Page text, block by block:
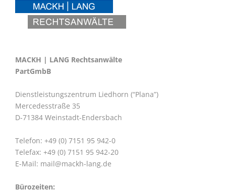
MACKH | LANG Rechtsanwälte
PartGmbB
Dienstleistungszentrum Liedhorn (“Plana”)
Mercedesstraße 35
D-71384 Weinstadt-Endersbach
Telefon: +49 (0) 7151 95 942-0
Telefax: +49 (0) 7151 95 942-20
E-Mail: mail@mackh-lang.de
Bürozeiten: